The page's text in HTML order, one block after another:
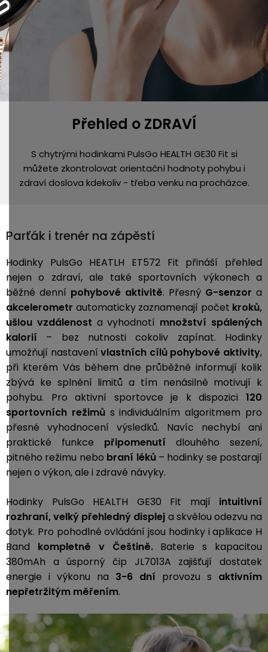
Přehled o ZDRAVÍ
S chytrými hodinkami PulsGo HEALTH GE30 Fit si
můžete zkontrolovat orientační hodnoty pohybu i
zdraví doslova kdekoliv - třeba venku na procházce.
Parťák i trenér na zápěstí
Hodinky PulsGo HEATLH ET572 Fit přináší přehled
nejen o zdraví, ale také sportovních výkonech a
běžné denní pohybové aktivitě. Přesný G-senzor a
akcelerometr automaticky zaznamenají počet kroků,
ušlou vzdálenost a vyhodnotí množství spálených
kalorií – bez nutnosti cokoliv zapínat. Hodinky
umožňují nastavenívlastních cílů pohybové aktivity,
při kterém Vás během dne průběžně informují kolik
zbývá ke splnění limitů a tím nenásilně motivují k
pohybu. Pro aktivní sportovce je k dispozici 120
sportovních režimůs individuálním algoritmem pro
přesné vyhodnocení výsledků. Navíc nechybí ani
praktické funkce připomenutí dlouhého sezení,
pitného režimu nebo braní léků – hodinky se postarají
nejen o výkon, ale i zdravé návyky.
Hodinky PulsGo HEALTH GE30 Fit mají intuitivní
rozhraní, velký přehledný displej a skvělou odezvu na
dotyk. Pro pohodlné ovládání jsou hodinky i aplikace H
Band kompletně v Češtině. Baterie s kapacitou
380mAh a úsporný čip JL7013A zajišťují dostatek
energie i výkonu na 3-6 dní provozu s aktivním
nepřetržitým měřením.